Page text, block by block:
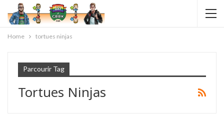
Home tortues ninjas
Parcourir Tag
Tortues Ninjas